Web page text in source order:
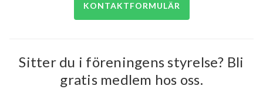
KONTAKTFORMULÄR
Sitter du i föreningens styrelse? Bli
gratis medlem hos oss.